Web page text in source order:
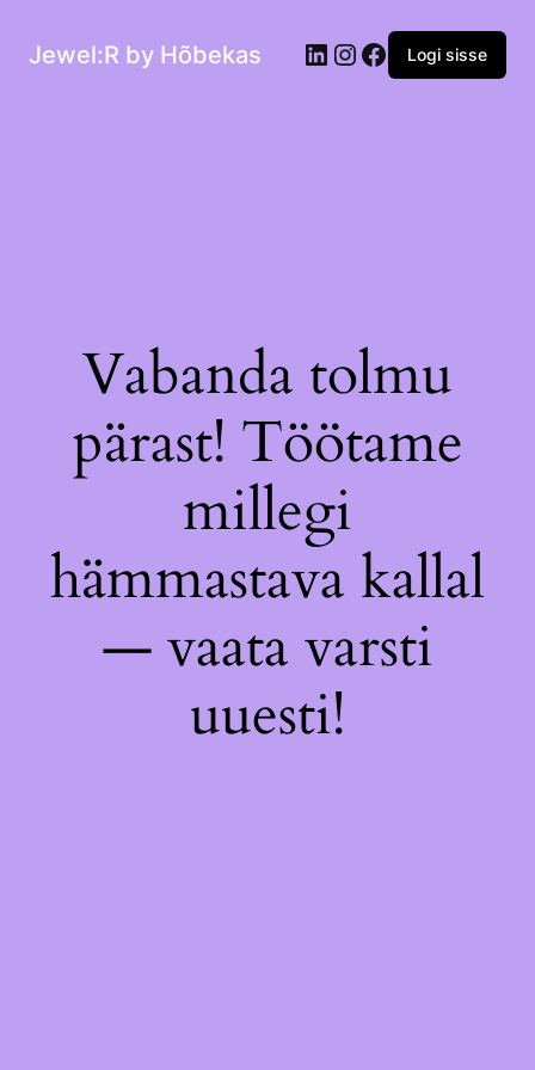
Jewel:R by Hõbekas Logi sisse
Vabanda tolmu
pärast! Töötame
millegi
hämmastava kallal
— vaata varsti
uuesti!